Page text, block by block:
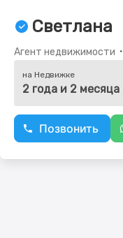
Светлана
Агент недвижимости ・
на Недвижке
2 года и 2 месяца
Позвонить